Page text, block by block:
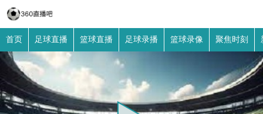
首页 足球直播 篮球直播 足球录播 篮球录像 聚焦时刻